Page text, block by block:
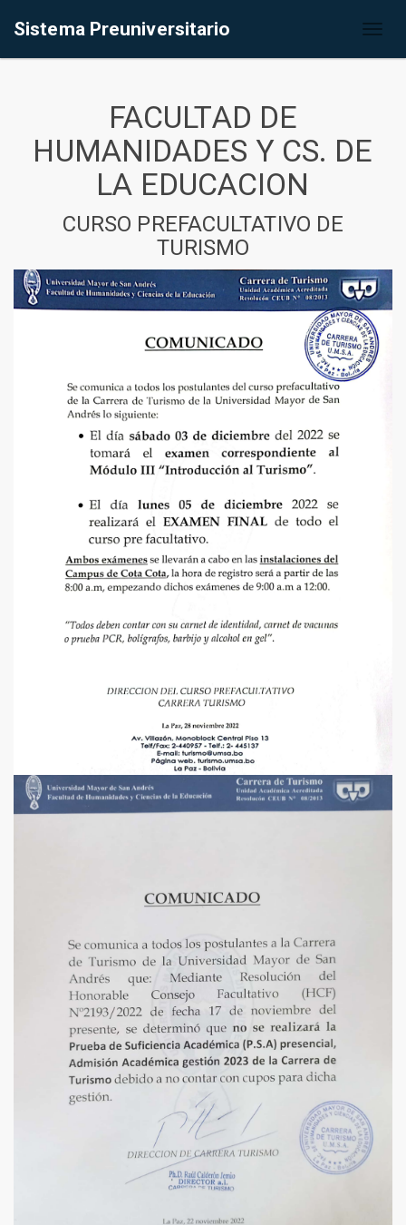
Sistema Preuniversitario
FACULTAD DE
HUMANIDADES Y CS. DE
LA EDUCACION
CURSO PREFACULTATIVO DE
TURISMO